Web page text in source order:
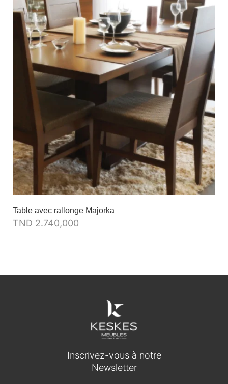
Table avec rallonge Majorka
TND 2.740,000
Inscrivez-vous à notre
Newsletter